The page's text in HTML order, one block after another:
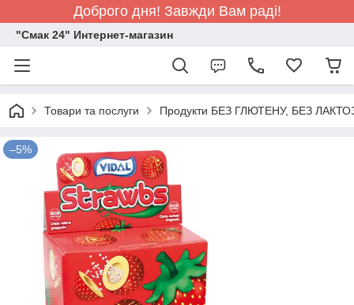
Доброго дня! Завжди Вам раді!
"Смак 24" Интернет-магазин
Товари та послуги Продукти БЕЗ ГЛЮТЕНУ, БЕЗ
–5%